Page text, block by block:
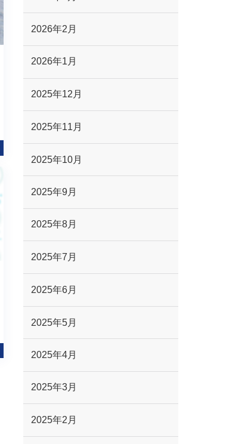
2026年2月
2026年1月
2025年12月
2025年11月
2025年10月
2025年9月
2025年8月
2025年7月
2025年6月
2025年5月
2025年4月
2025年3月
2025年2月